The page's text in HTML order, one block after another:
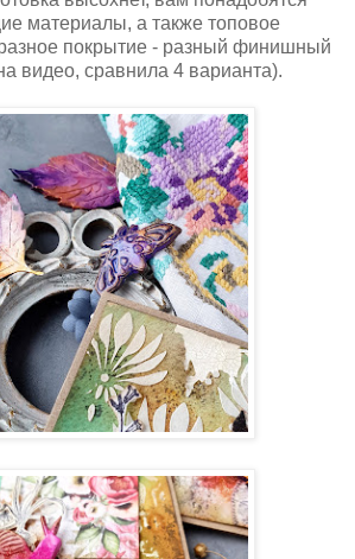
материалы, а также топовое
покрытие - разный финишный
видео, сравнила 4 варианта).